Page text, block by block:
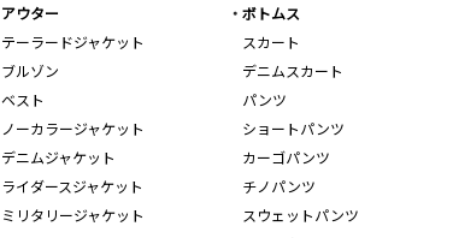
アウター
テーラードジャケット
ブルゾン
ベスト
ノーカラージャケット
デニムジャケット
ライダースジャケット
ミリタリージャケット
ボトムス
スカート
デニムスカート
パンツ
ショートパンツ
カーゴパンツ
チノパンツ
スウェットパンツ